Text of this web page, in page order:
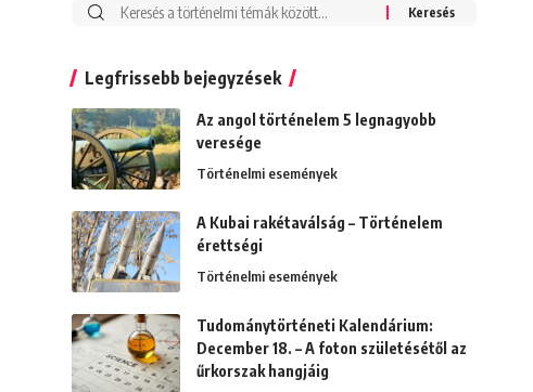
Search
Legfrissebb bejegyzések
Az angol történelem 5 legnagyobb
veresége
Történelmi események
A Kubai rakétaválság – Történelem
érettségi
Történelmi események
Tudománytörténeti Kalendárium:
December 18. – A foton születésétől az
űrkorszak hangjáig